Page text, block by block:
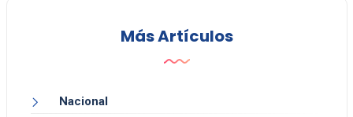
Más Artículos
Nacional